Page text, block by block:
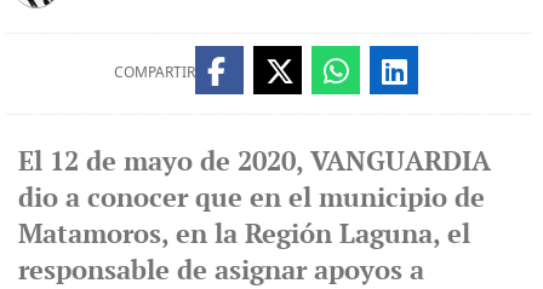
COMPARTIR
El 12 de mayo de 2020, VANGUARDIA
dio a conocer que en el municipio de
Matamoros, en la Región Laguna, el
responsable de asignar apoyos a